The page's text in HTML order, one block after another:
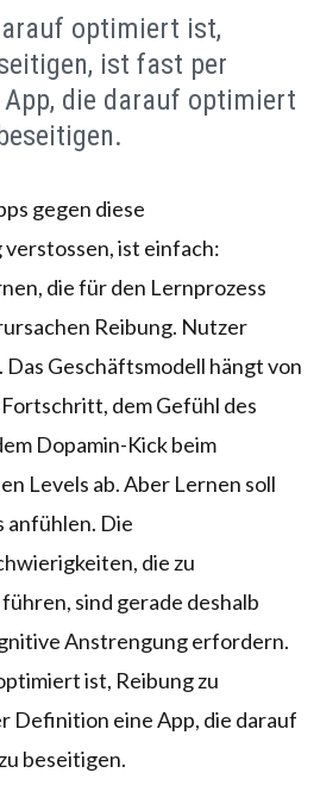
optimiert ist,
ist fast per
die darauf optimiert
gegen diese
ist einfach:
die für den Lernprozess
Reibung. Nutzer
Geschäftsmodell hängt von
dem Gefühl des
Dopamin-Kick beim
Levels ab. Aber Lernen soll
anfühlen. Die
die zu
sind gerade deshalb
Anstrengung erfordern.
ist, Reibung zu
Definition eine App, die darauf
beseitigen.